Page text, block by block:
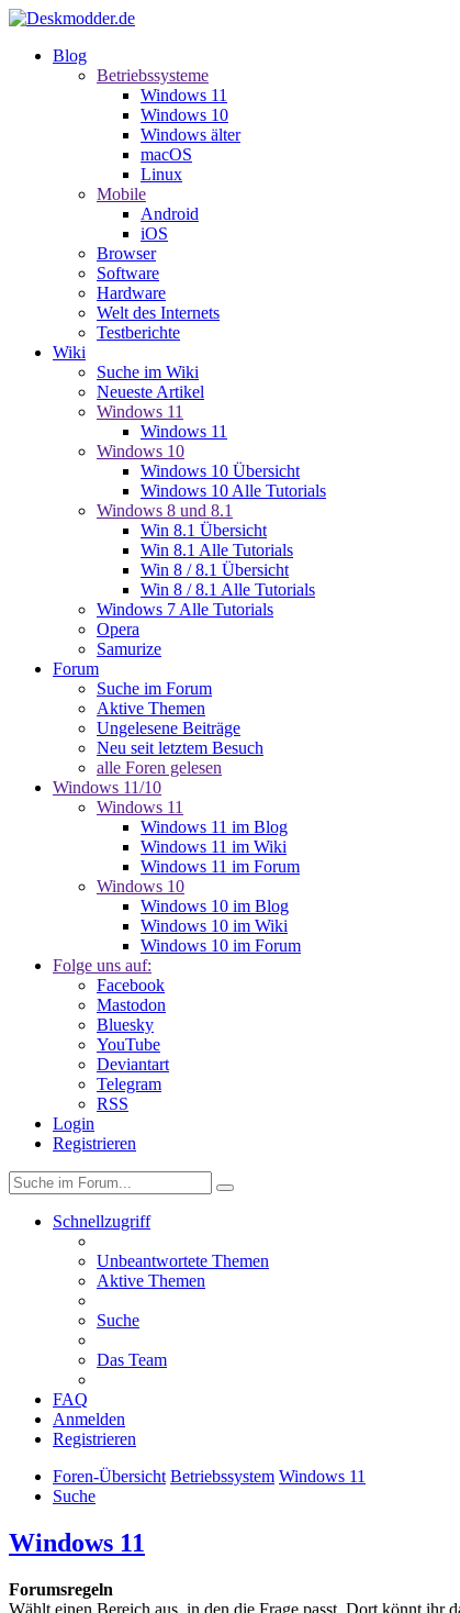
Blog
Betriebssysteme
Windows 11
Windows 10
Windows älter
macOS
Linux
Mobile
Android
iOS
Browser
Software
Hardware
Welt des Internets
Testberichte
Wiki
Suche im Wiki
Neueste Artikel
Windows 11
Windows 11
Windows 10
Windows 10 Übersicht
Windows 10 Alle Tutorials
Windows 8 und 8.1
Win 8.1 Übersicht
Win 8.1 Alle Tutorials
Win 8 / 8.1 Übersicht
Win 8 / 8.1 Alle Tutorials
Windows 7 Alle Tutorials
Opera
Samurize
Forum
Suche im Forum
Aktive Themen
Ungelesene Beiträge
Neu seit letztem Besuch
alle Foren gelesen
Windows 11/10
Windows 11
Windows 11 im Blog
Windows 11 im Wiki
Windows 11 im Forum
Windows 10
Windows 10 im Blog
Windows 10 im Wiki
Windows 10 im Forum
Folge uns auf:
Facebook
Mastodon
Bluesky
YouTube
Deviantart
Telegram
RSS
Login
Registrieren
Schnellzugriff
Unbeantwortete Themen
Aktive Themen
Suche
Das Team
FAQ
Anmelden
Registrieren
Foren-Übersicht Betriebssystem Windows 11
Suche
Windows 11
Forumsregeln
Wählt einen Bereich aus, in den die Frage passt. Dort könnt ihr